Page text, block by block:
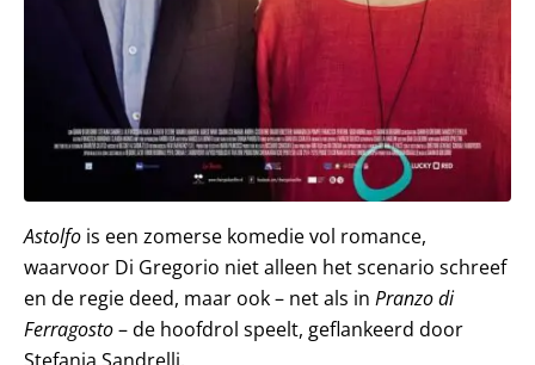
Astolfo is een zomerse komedie vol romance,
waarvoor Di Gregorio niet alleen het scenario schreef
en de regie deed, maar ook – net als in Pranzo di
Ferragosto– de hoofdrol speelt, geflankeerd door